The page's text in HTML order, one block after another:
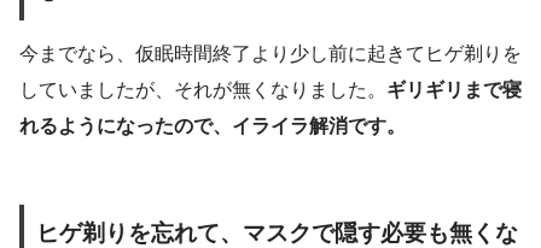
今までなら、仮眠時間終了より少し前に起きてヒゲ剃りを
していましたが、それが無くなりました。 ギリギリまで寝
れるようになったので、イライラ解消です。
ヒゲ剃りを忘れて、マスクで隠す必要も無くな